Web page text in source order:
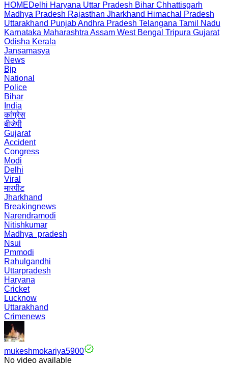
HOMEDelhi Haryana Uttar Pradesh Bihar Chhattisgarh
Madhya Pradesh Rajasthan Jharkhand Himachal Pradesh
Uttarakhand PunjabAndhra Pradesh Telangana Tamil Nadu
Karnataka Maharashtra Assam West Bengal Tripura Gujarat
Odisha Kerala
Jansamasya
News
Bjp
National
Police
Bihar
India
कांग्रेस
बीजेपी
Gujarat
Accident
Congress
Modi
Delhi
Viral
मारपीट
Jharkhand
Breakingnews
Narendramodi
Nitishkumar
Madhya_pradesh
Nsui
Pmmodi
Rahulgandhi
Uttarpradesh
Haryana
Cricket
Lucknow
Uttarakhand
Crimenews
mukeshmokariya5900
No video available